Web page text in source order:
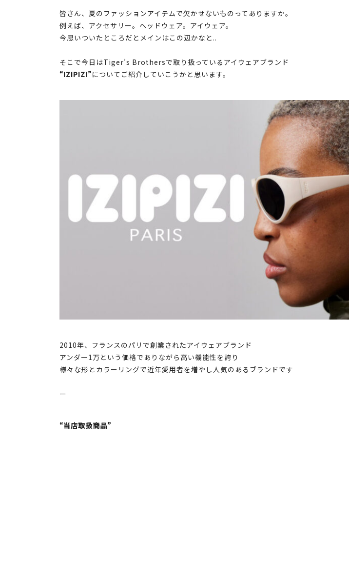
皆さん、夏のファッションアイテムで欠かせないものってありますか。
例えば、アクセサリー。ヘッドウェア。アイウェア。
今思いついたところだとメインはこの辺かなと..
そこで今日はTiger’s Brothersで取り扱っているアイウェアブランド
“IZIPIZI”についてご紹介していこうかと思います。
2010年、フランスのパリで創業されたアイウェアブランド
アンダー1万という価格でありながら高い機能性を誇り
様々な形とカラーリングで近年愛用者を増やし人気のあるブランドです
ー
“当店取扱商品”